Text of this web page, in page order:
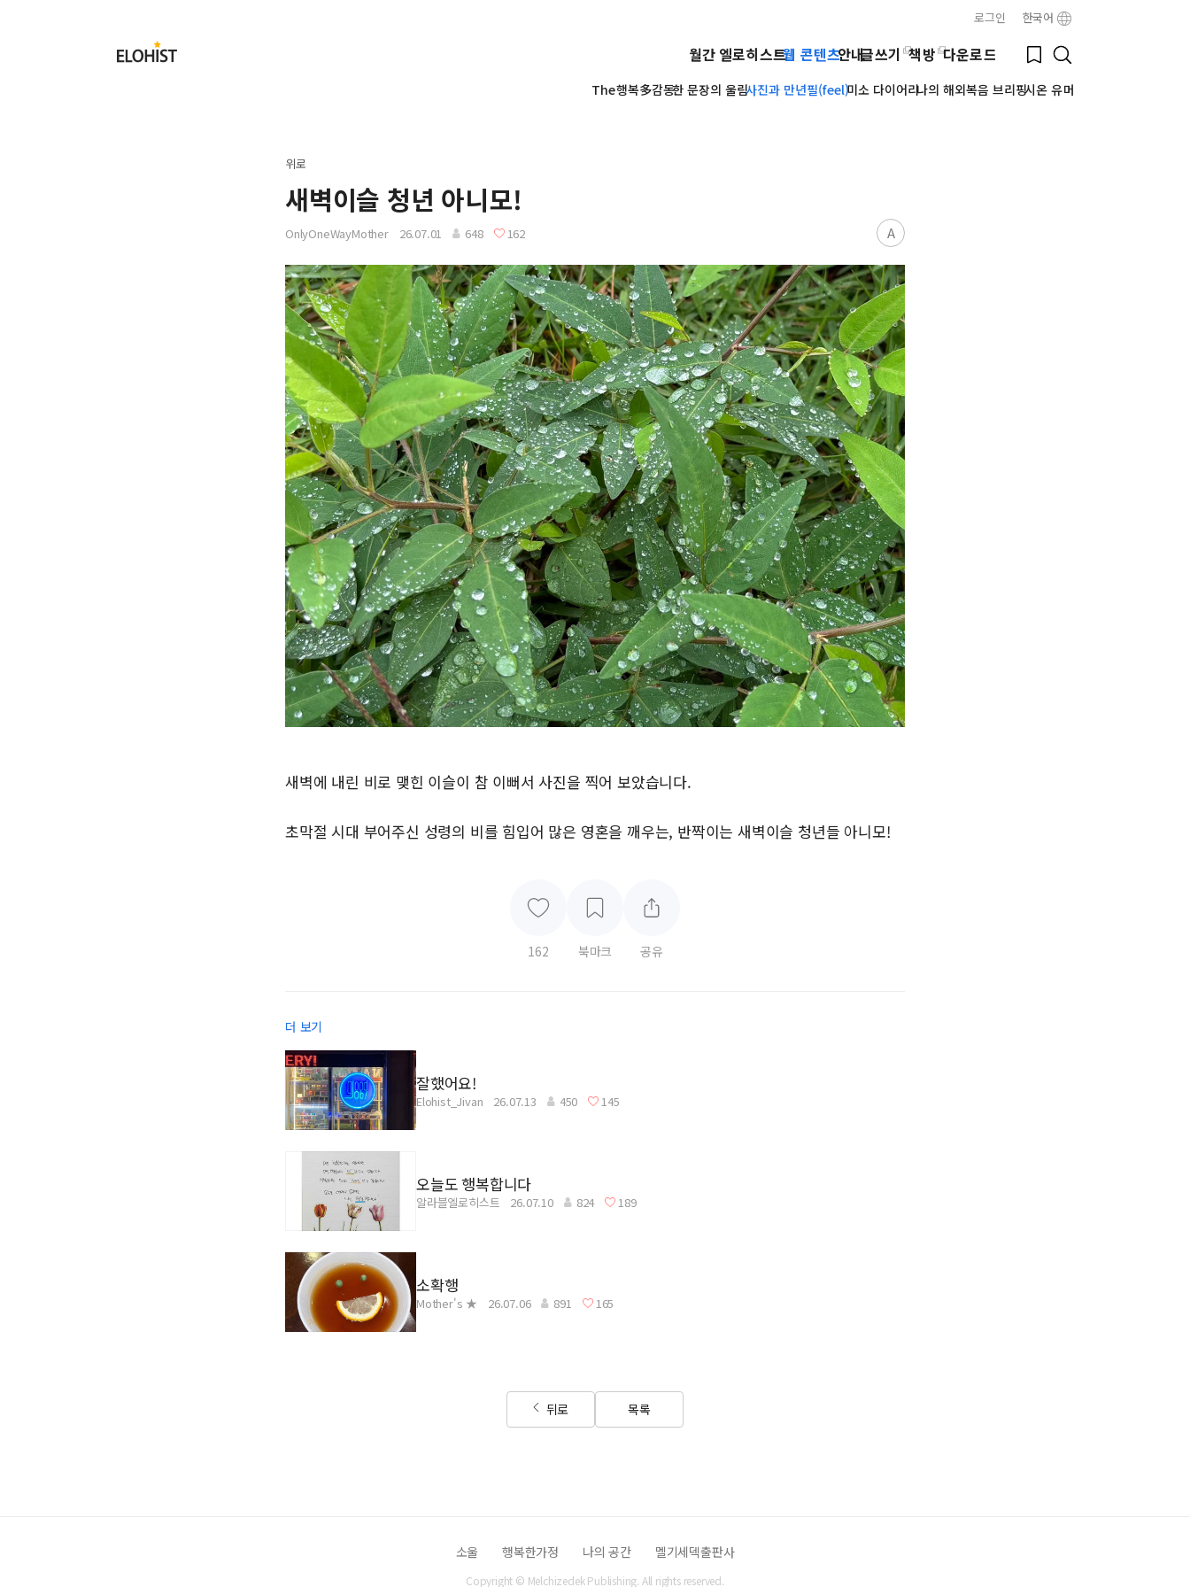
로그인 한국어
Elohist-
Home
Bookmark
Search
월간 엘로히스트웹 콘텐츠안내글쓰기 책방 다운로드
The행복多감동한 문장의 울림사진과 만년필(feel)미소 다이어리나의 해외복음 브리핑시온 유머
Submit
위로
새벽이슬 청년 아니모!
OnlyOneWayMother 26.07.01 648 162 A
새벽에 내린 비로 맺힌 이슬이 참 이뻐서 사진을 찍어 보았습니다.
초막절 시대 부어주신 성령의 비를 힘입어 많은 영혼을 깨우는, 반짝이는 새벽이슬 청년들 아니모!
162 북마크 공유
더 보기
잘했어요!
Elohist_Jivan 26.07.13 450 145
오늘도 행복합니다
알라블엘로히스트 26.07.10 824 189
소확행
Mother's ★ 26.07.06 891 165
뒤로 목록
소울 행복한가정 나의 공간 멜기세덱출판사
Copyright © Melchizedek Publishing. All rights reserved.